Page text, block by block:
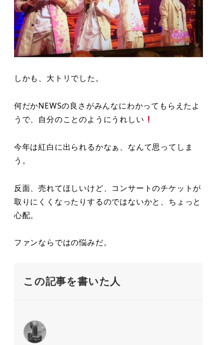
しかも、大トリでした。
何だかNEWSの良さがみんなにわかってもらえたよ
うで、自分のことのようにうれしい
今年は紅白に出られるかなぁ、なんて思ってしま
う。
反面、売れてほしいけど、コンサートのチケットが
取りにくくなったりするのではないかと、ちょっと
心配。
ファンならではの悩みだ。
この記事を書いた人